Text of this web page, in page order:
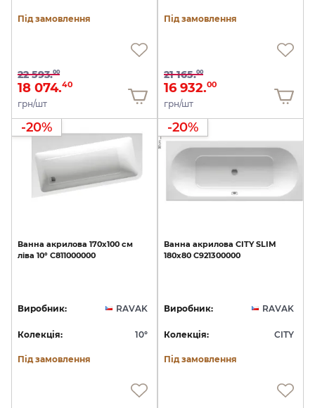
Під замовлення
22 593.00
18 074.40
грн/шт
Під замовлення
21 165.00
16 932.00
грн/шт
-20%
Ванна акрилова 170x100 см
ліва 10° C811000000
Виробник: RAVAK
Колекція: 10°
Під замовлення
-20%
Ванна акрилова CITY SLIM
180х80 C921300000
Виробник: RAVAK
Колекція: CITY
Під замовлення